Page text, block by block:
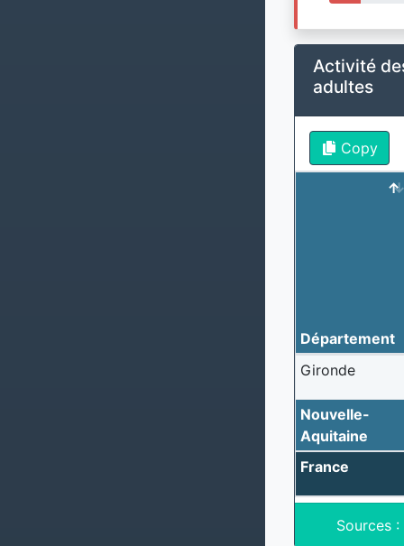
Activité
adultes
Copy
Département
Gironde
Nouvelle-
Aquitaine
France
Sources :